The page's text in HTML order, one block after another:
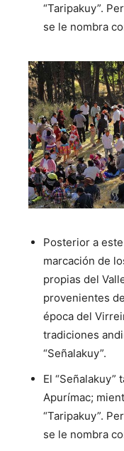
“Taripakuy”.
se le nombra
Posterior a
marcación de
propias del
provenientes
época del
tradiciones
“Señalakuy”.
El “Señalakuy”
Apurímac;
“Taripakuy”.
se le nombra